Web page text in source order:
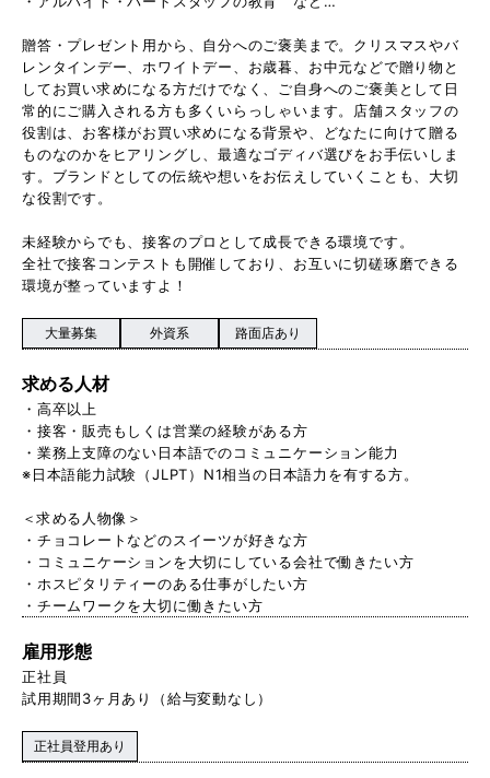
贈答・プレゼント用から、自分へのご褒美まで。クリスマスやバ
レンタインデー、ホワイトデー、お歳暮、お中元などで贈り物と
してお買い求めになる方だけでなく、ご自身へのご褒美として日
常的にご購入される方も多くいらっしゃいます。店舗スタッフの
役割は、お客様がお買い求めになる背景や、どなたに向けて贈る
ものなのかをヒアリングし、最適なゴディバ選びをお手伝いしま
す。ブランドとしての伝統や想いをお伝えしていくことも、大切
な役割です。
未経験からでも、接客のプロとして成長できる環境です。
全社で接客コンテストも開催しており、お互いに切磋琢磨できる
環境が整っていますよ！
大量募集 外資系 路面店あり
求める人材
・高卒以上
・接客・販売もしくは営業の経験がある方
・業務上支障のない日本語でのコミュニケーション能力
※日本語能力試験（JLPT）N1相当の日本語力を有する方。
＜求める人物像＞
・チョコレートなどのスイーツが好きな方
・コミュニケーションを大切にしている会社で働きたい方
・ホスピタリティーのある仕事がしたい方
・チームワークを大切に働きたい方
雇用形態
正社員
試用期間3ヶ月あり（給与変動なし）
正社員登用あり